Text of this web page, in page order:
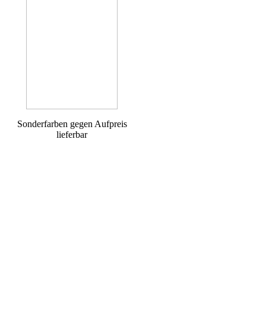
Sonderfarben gegen Aufpreis
lieferbar